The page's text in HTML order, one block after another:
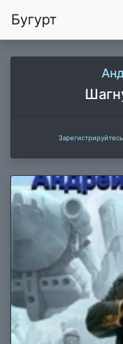
Бугурт
Зарегистрируйтесь